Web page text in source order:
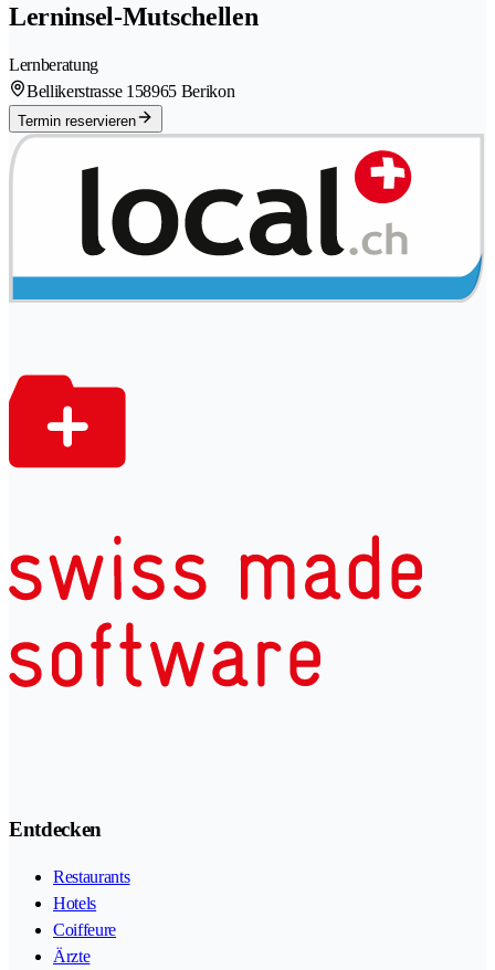
Lerninsel-Mutschellen
Lernberatung
Bellikerstrasse 158965 Berikon
Termin reservieren
Entdecken
Restaurants
Hotels
Coiffeure
Ärzte